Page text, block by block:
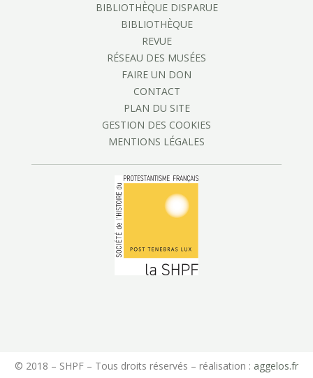
BIBLIOTHÈQUE DISPARUE
BIBLIOTHÈQUE
REVUE
RÉSEAU DES MUSÉES
FAIRE UN DON
CONTACT
PLAN DU SITE
GESTION DES COOKIES
MENTIONS LÉGALES
© 2018 – SHPF – Tous droits réservés – réalisation : aggelos.fr